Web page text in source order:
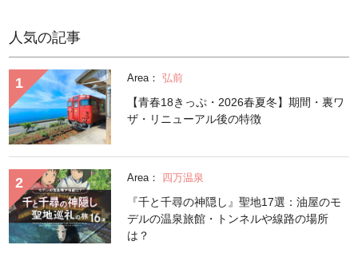
人気の記事
Area： 弘前
【青春18きっぷ・2026春夏冬】期間・裏ワ
ザ・リニューアル後の特徴
Area： 四万温泉
『千と千尋の神隠し』聖地17選：油屋のモ
デルの温泉旅館・トンネルや線路の場所
は？